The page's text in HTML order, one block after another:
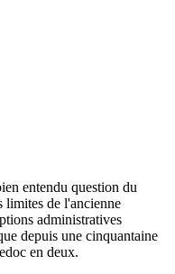
entendu question du
limites de l'ancienne
administratives
depuis une cinquantaine
en deux.